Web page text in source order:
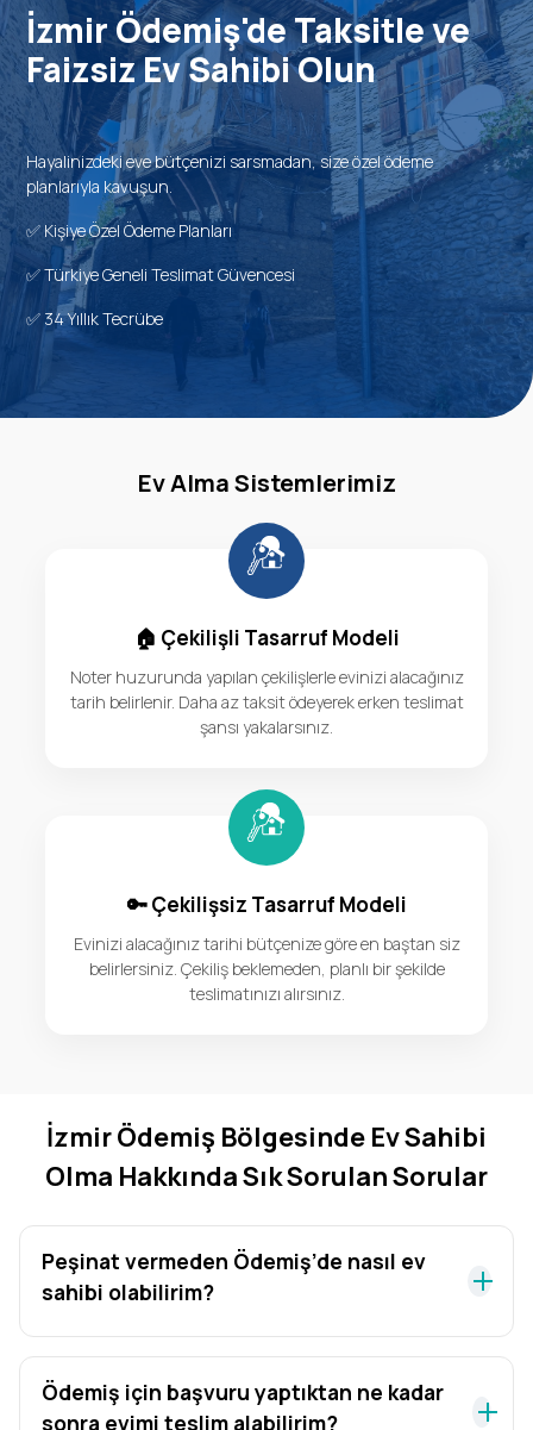
İzmir Ödemiş'de Taksitle ve
Faizsiz Ev Sahibi Olun
Hayalinizdeki eve bütçenizi sarsmadan, size özel ödeme
planlarıyla kavuşun.
✅ Kişiye Özel Ödeme Planları
✅ Türkiye Geneli Teslimat Güvencesi
✅ 34 Yıllık Tecrübe
Ev Alma Sistemlerimiz
🏠 Çekilişli Tasarruf Modeli
Noter huzurunda yapılan çekilişlerle evinizi alacağınız
tarih belirlenir. Daha az taksit ödeyerek erken teslimat
şansı yakalarsınız.
🔑 Çekilişsiz Tasarruf Modeli
Evinizi alacağınız tarihi bütçenize göre en baştan siz
belirlersiniz. Çekiliş beklemeden, planlı bir şekilde
teslimatınızı alırsınız.
İzmir Ödemiş Bölgesinde Ev Sahibi
Olma Hakkında Sık Sorulan Sorular
Peşinat vermeden Ödemiş’de nasıl ev
sahibi olabilirim?
Ödemiş için başvuru yaptıktan ne kadar
sonra evimi teslim alabilirim?